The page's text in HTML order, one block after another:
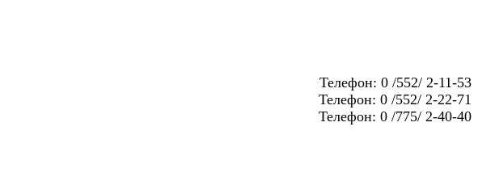
Телефон: 0 /552/ 2-11-53
Телефон: 0 /552/ 2-22-71
Телефон: 0 /775/ 2-40-40